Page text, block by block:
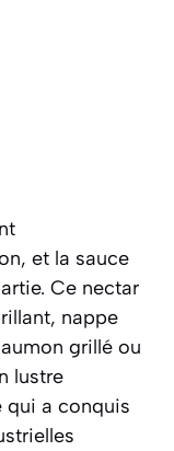
et la sauce
Ce nectar
nappe
grillé ou
lustre
qui a conquis